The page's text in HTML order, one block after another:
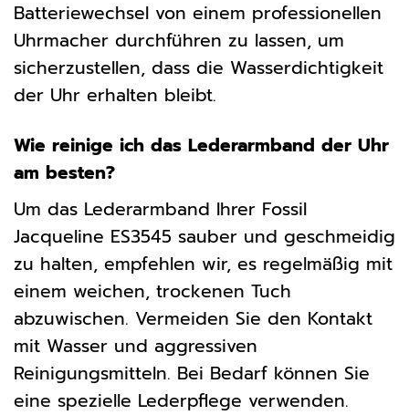
Batteriewechsel von einem professionellen
Uhrmacher durchführen zu lassen, um
sicherzustellen, dass die Wasserdichtigkeit
der Uhr erhalten bleibt.
Wie reinige ich das Lederarmband der Uhr
am besten?
Um das Lederarmband Ihrer Fossil
Jacqueline ES3545 sauber und geschmeidig
zu halten, empfehlen wir, es regelmäßig mit
einem weichen, trockenen Tuch
abzuwischen. Vermeiden Sie den Kontakt
mit Wasser und aggressiven
Reinigungsmitteln. Bei Bedarf können Sie
eine spezielle Lederpflege verwenden.